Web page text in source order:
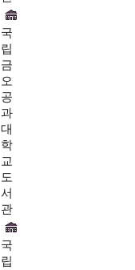
국
립
금
오
공
과
대
학
교
도
서
관
국
립